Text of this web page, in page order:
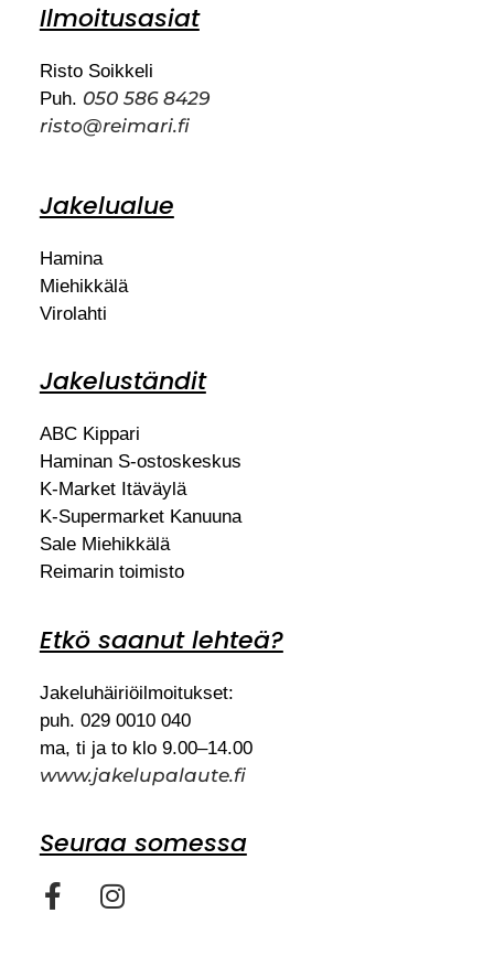
Ilmoitusasiat
Risto Soikkeli
Puh. 050 586 8429
risto@reimari.fi
Jakelualue
Hamina
Miehikkälä
Virolahti
Jakeluständit
ABC Kippari
Haminan S-ostoskeskus
K-Market Itäväylä
K-Supermarket Kanuuna
Sale Miehikkälä
Reimarin toimisto
Etkö saanut lehteä?
Jakeluhäiriöilmoitukset:
puh. 029 0010 040
ma, ti ja to klo 9.00–14.00
www.jakelupalaute.fi
Seuraa somessa